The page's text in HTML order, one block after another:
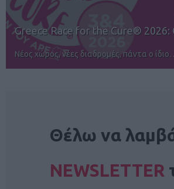
12ος TUI Rhodes Marathon:
Αγώνες για όλους στην Ρόδο
Θέλω να
NEWSLETTER